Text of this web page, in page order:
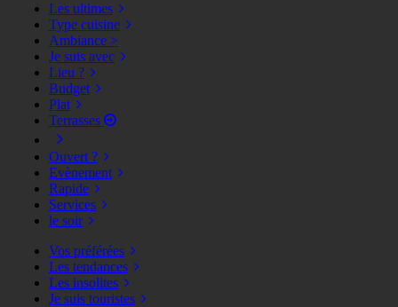
Les ultimes
Type cuisine
Ambiance >
Je suis avec
Lieu ?
Budget
Plat
Terrasses
Ouvert ?
Evènement
Rapide
Services
le soir
Vos préférées
Les tendances
Les insolites
Je suis touristes